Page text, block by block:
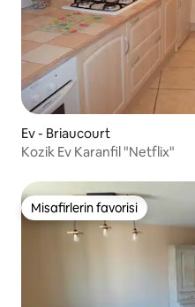
Ev - Briaucourt
Kozik Ev Karanfil "Netflix"
Misafirlerin favorisi
Misafirlerin favorisi